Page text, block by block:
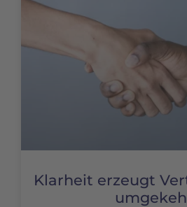
Klarheit erzeugt